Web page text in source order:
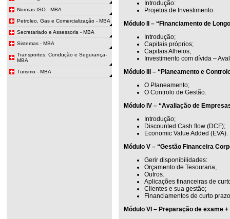
Normas ISO - MBA
Petroleo, Gas e Comercialização - MBA
Secretariado e Assessoria - MBA
Sistemas - MBA
Transportes, Condução e Segurança-
MBA
Turismo - MBA
Introdução:
Projetos de Investimento.
Módulo II – “Financiamento de
Introdução;
Capitais próprios;
Capitais Alheios;
Investimento com dívida –
Módulo III – “Planeamento e
O Planeamento;
O Controlo de Gestão.
Módulo IV – “Avaliação de
Introdução;
Discounted Cash flow (DCF);
Economic Value Added (EVA).
Módulo V – “Gestão Financeira
Gerir disponibilidades:
Orçamento de Tesouraria;
Outros.
Aplicações financeiras de
Clientes e sua gestão;
Financiamentos de curto
Módulo VI – Preparação de exame